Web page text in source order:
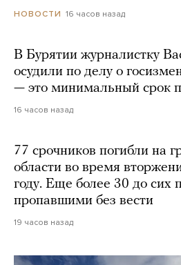
НОВОСТИ 16 часов назад
В Бурятии журналистку
осудили по делу о
— это минимальный срок
16 часов назад
77 срочников погибли на
области во время
году. Еще более 30 до сих
пропавшими без вести
19 часов назад